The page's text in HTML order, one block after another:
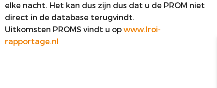
elke nacht. Het kan dus zijn dus dat u de PROM niet
direct in de database terugvindt.
Uitkomsten PROMS vindt u opwww.lroi-
rapportage.nl